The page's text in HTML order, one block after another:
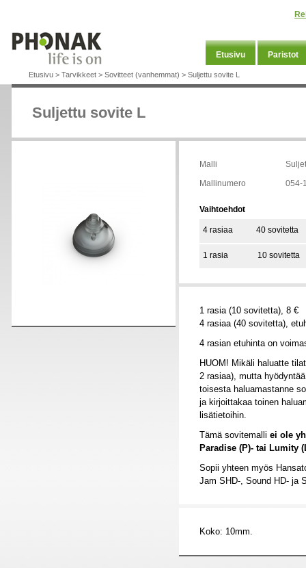
Etusivu Paristot
Etusivu > Tarvikkeet > Sovitteet (vanhemmat) > Suljettu sovite L
Suljettu sovite L
Malli
Mallinumero
054-
Vaihtoehdot
4 rasiaa 40 sovitetta
1 rasia 10 sovitetta
1 rasia (10 sovitetta), 8 €
4 rasiaa (40 sovitetta),
4 rasian etuhinta on
HUOM! Mikäli haluatte
2 rasiaa), mutta
toisesta haluamastanne
ja kirjoittakaa toinen
lisätietoihin.
Tämä sovitemalli ei ole
Paradise (P)- tai Lumity
Sopii yhteen myös
Jam SHD-, Sound HD- ja
Koko: 10mm.